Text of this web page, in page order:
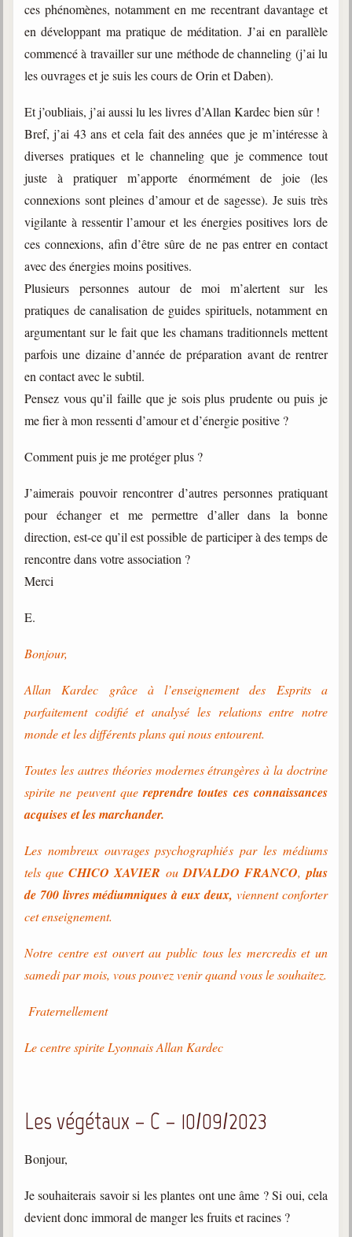
ces phénomènes, notamment en me recentrant davantage et
en développant ma pratique de méditation. J’ai en parallèle
commencé à travailler sur une méthode de channeling (j’ai lu
les ouvrages et je suis les cours de Orin et Daben).
Et j’oubliais, j’ai aussi lu les livres d’Allan Kardec bien sûr !
Bref, j’ai 43 ans et cela fait des années que je m’intéresse à
diverses pratiques et le channeling que je commence tout
juste à pratiquer m’apporte énormément de joie (les
connexions sont pleines d’amour et de sagesse). Je suis très
vigilante à ressentir l’amour et les énergies positives lors de
ces connexions, afin d’être sûre de ne pas entrer en contact
avec des énergies moins positives.
Plusieurs personnes autour de moi m’alertent sur les
pratiques de canalisation de guides spirituels, notamment en
argumentant sur le fait que les chamans traditionnels mettent
parfois une dizaine d’année de préparation avant de rentrer
en contact avec le subtil.
Pensez vous qu’il faille que je sois plus prudente ou puis je
me fier à mon ressenti d’amour et d’énergie positive ?
Comment puis je me protéger plus ?
J’aimerais pouvoir rencontrer d’autres personnes pratiquant
pour échanger et me permettre d’aller dans la bonne
direction, est-ce qu’il est possible de participer à des temps de
rencontre dans votre association ?
Merci
E.
Bonjour,
Allan Kardec grâce à l’enseignement des Esprits a
parfaitement codifié et analysé les relations entre notre
monde et les différents plans qui nous entourent.
Toutes les autres théories modernes étrangères à la doctrine
spirite ne peuvent quereprendre toutes ces connaissances
acquises et les marchander.
Les nombreux ouvrages psychographiés par les médiums
tels queCHICO XAVIER ou DIVALDO FRANCO,plus
de 700 livres médiumniques à eux deux,viennent conforter
cet enseignement.
Notre centre est ouvert au public tous les mercredis et un
samedi par mois, vous pouvez venir quand vous le souhaitez.
Fraternellement
Le centre spirite Lyonnais Allan Kardec
Les végétaux – C – 10/09/2023
Bonjour,
Je souhaiterais savoir si les plantes ont une âme ? Si oui, cela
devient donc immoral de manger les fruits et racines ?